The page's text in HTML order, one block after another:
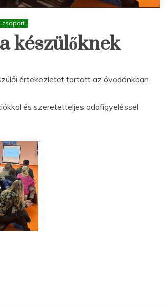
csoport
készülőknek
értekezletet tartott az óvodánkban
és szeretetteljes odafigyeléssel